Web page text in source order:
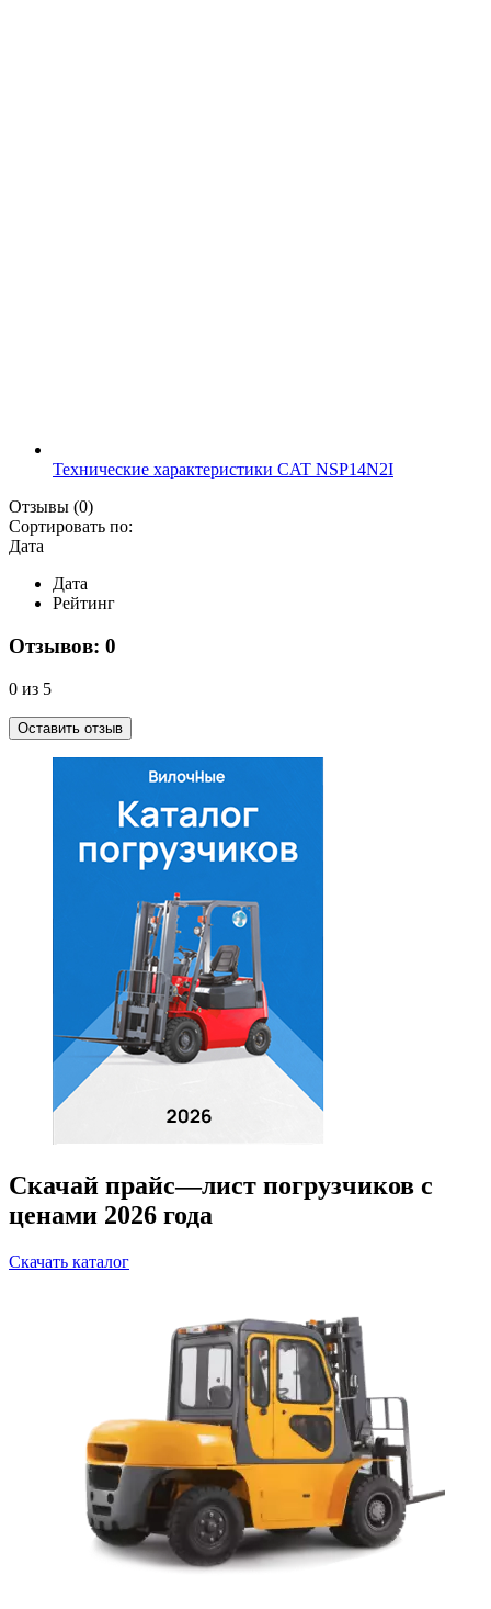
Технические характеристики CAT NSP14N2I
Отзывы (0)
Сортировать по:
Дата
Дата
Рейтинг
Отзывов: 0
0 из 5
Оставить отзыв
Скачай прайс—лист погрузчиков с
ценами 2026 года
Скачать каталог